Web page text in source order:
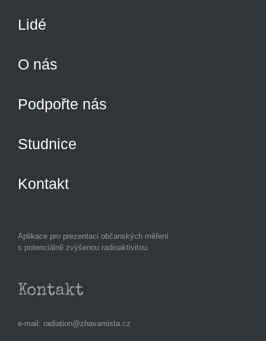
Aplikace pro prezentaci občanských měření
s potenciálně zvýšenou radioaktivitou.
Kontakt
e-mail: radiation@zhavamista.cz
Lidé
O nás
Podpořte nás
Studnice
Kontakt